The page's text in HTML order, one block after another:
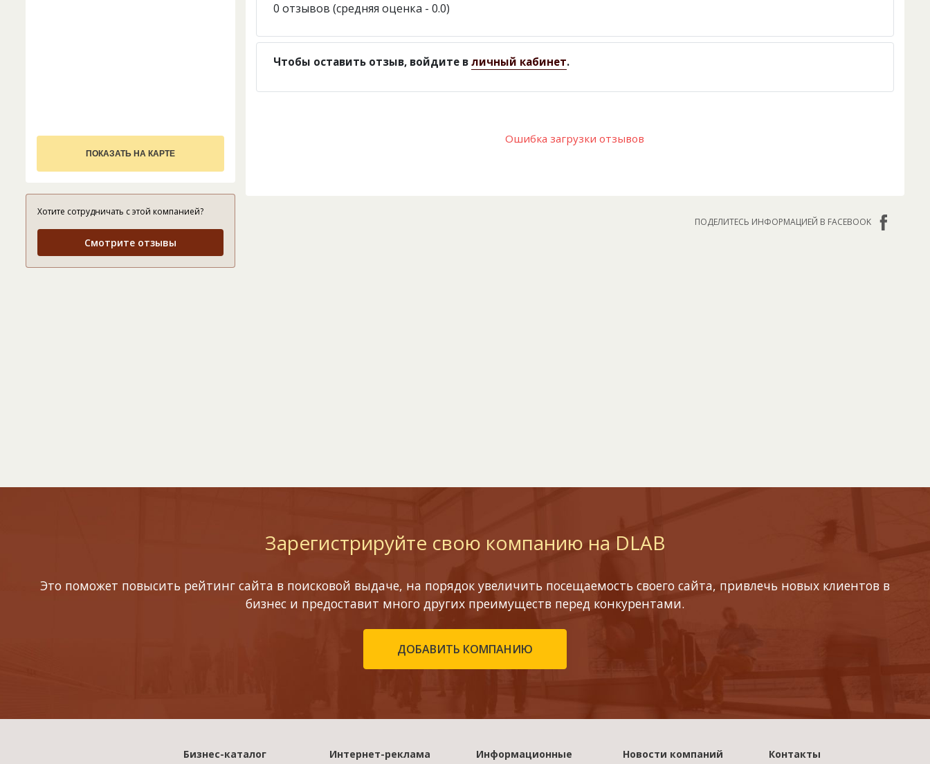
ПОКАЗАТЬ НА КАРТЕ
Хотите сотрудничать с этой компанией?
Смотрите отзывы
0 отзывов (средняя оценка - 0.0)
Чтобы оставить отзыв, войдите в личный кабинет.
Ошибка загрузки отзывов
ПОДЕЛИТЕСЬ ИНФОРМАЦИЕЙ В FACEBOOK
Зарегистрируйте свою компанию на DLAB
Это поможет повысить рейтинг сайта в поисковой выдаче, на порядок увеличить посещаемость своего сайта, привлечь новых клиентов в
бизнес и предоставит много других преимуществ перед конкурентами.
ДОБАВИТЬ КОМПАНИЮ
Бизнес-каталог Интернет-реклама
Информационные
Новости компаний Контакты